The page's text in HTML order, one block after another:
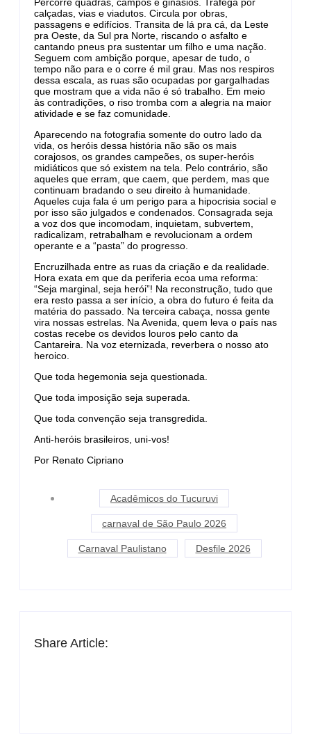
calçadas, vias e viadutos. Circula por obras,
passagens e edifícios. Transita de lá pra cá, da Leste
pra Oeste, da Sul pra Norte, riscando o asfalto e
cantando pneus pra sustentar um filho e uma nação.
Seguem com ambição porque, apesar de tudo, o
tempo não para e o corre é mil grau. Mas nos respiros
dessa escala, as ruas são ocupadas por gargalhadas
que mostram que a vida não é só trabalho. Em meio
às contradições, o riso tromba com a alegria na maior
atividade e se faz comunidade.
Aparecendo na fotografia somente do outro lado da
vida, os heróis dessa história não são os mais
corajosos, os grandes campeões, os super-heróis
midiáticos que só existem na tela. Pelo contrário, são
aqueles que erram, que caem, que perdem, mas que
continuam bradando o seu direito à humanidade.
Aqueles cuja fala é um perigo para a hipocrisia social e
por isso são julgados e condenados. Consagrada seja
a voz dos que incomodam, inquietam, subvertem,
radicalizam, retrabalham e revolucionam a ordem
operante e a “pasta” do progresso.
Encruzilhada entre as ruas da criação e da realidade.
Hora exata em que da periferia ecoa uma reforma:
“Seja marginal, seja herói”! Na reconstrução, tudo que
era resto passa a ser início, a obra do futuro é feita da
matéria do passado. Na terceira cabaça, nossa gente
vira nossas estrelas. Na Avenida, quem leva o país nas
costas recebe os devidos louros pelo canto da
Cantareira. Na voz eternizada, reverbera o nosso ato
heroico.
Que toda hegemonia seja questionada.
Que toda imposição seja superada.
Que toda convenção seja transgredida.
Anti-heróis brasileiros, uni-vos!
Por Renato Cipriano
Acadêmicos do Tucuruvi
carnaval de São Paulo 2026
Carnaval Paulistano Desfile 2026
Share Article: